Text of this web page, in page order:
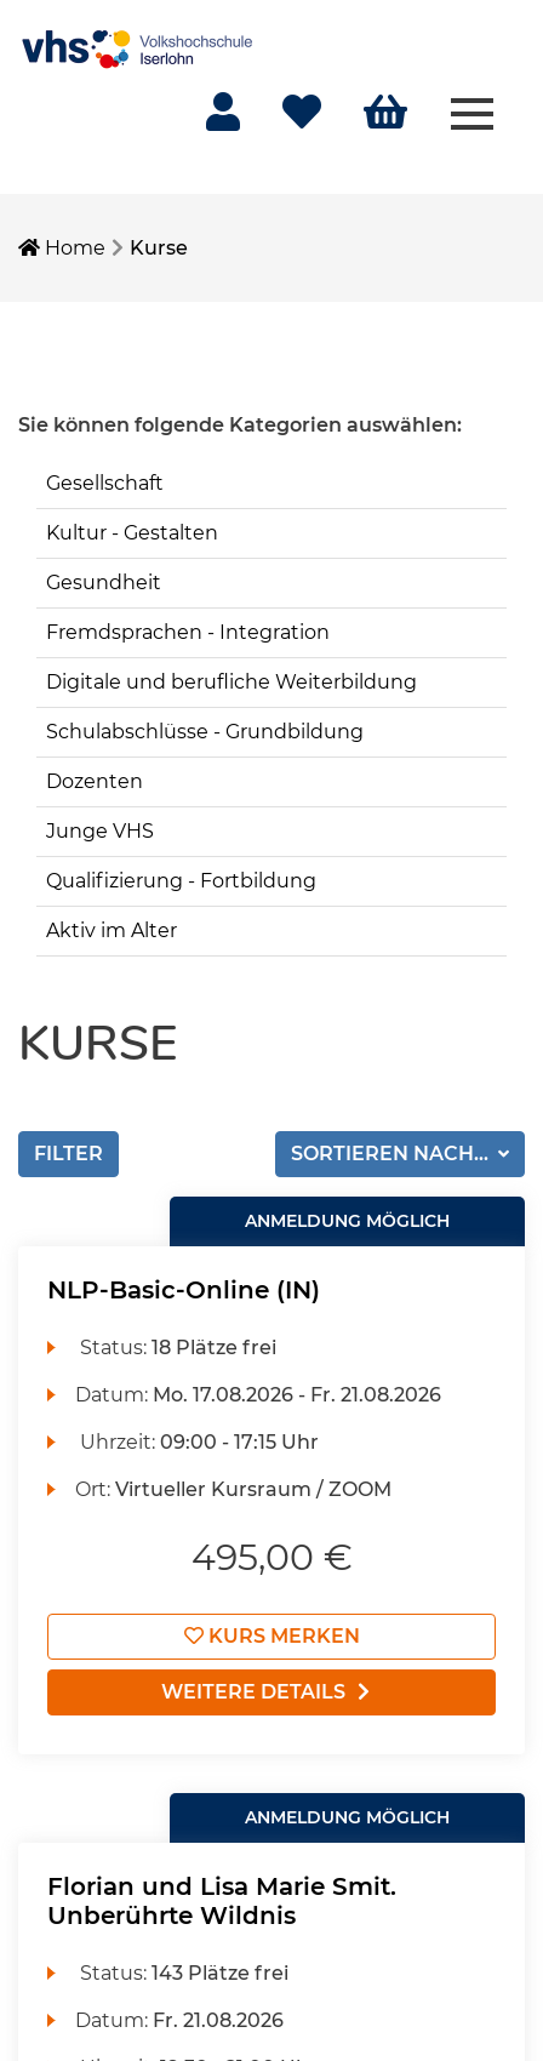
Home Kurse
Sie können folgende Kategorien auswählen:
Gesellschaft
Kultur - Gestalten
Gesundheit
Fremdsprachen - Integration
Digitale und berufliche Weiterbildung
Schulabschlüsse - Grundbildung
Dozenten
Junge VHS
Qualifizierung - Fortbildung
Aktiv im Alter
KURSE
SORTIEREN NACH...
FILTER
ANMELDUNG MÖGLICH
NLP-Basic-Online (IN)
Status:18 Plätze frei
Datum: Mo. 17.08.2026 - Fr. 21.08.2026
Uhrzeit:09:00 - 17:15 Uhr
Ort:Virtueller Kursraum / ZOOM
495,00 €
KURS MERKEN
WEITERE DETAILS
ANMELDUNG MÖGLICH
Florian und Lisa Marie Smit.
Unberührte Wildnis
Status:143 Plätze frei
Datum: Fr. 21.08.2026